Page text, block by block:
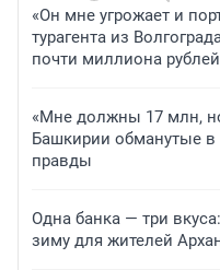
«Он мне угрожает и
турагента из
почти миллиона рублей
«Мне должны 17 млн,
Башкирии обманутые
правды
Одна банка — три
зиму для жителей